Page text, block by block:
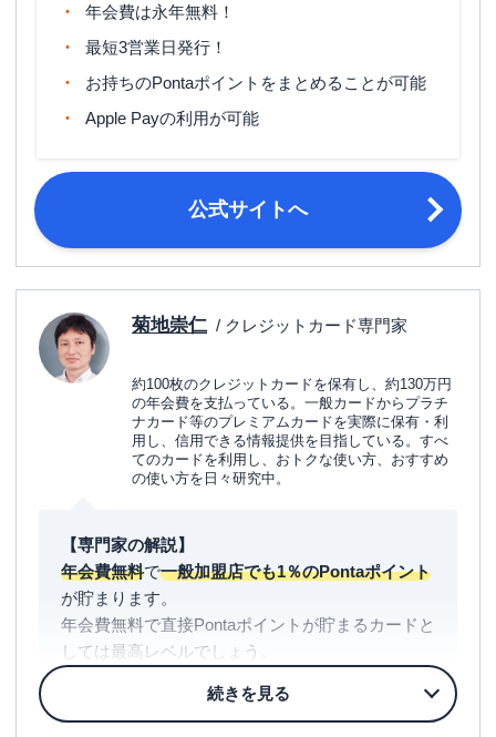
締め日：毎月15日・支払日：翌月10
日
申し込み条件
満18歳以上で、ご本人または配偶者の
いずれかに安定した収入のある方（高
本人確認書類 以下のうちいずれか2点
・ 運転免許証または運転経歴証明書
・パスポート ・在留カードまたは特
別永住者証明書 ・個人番号カード
（マイナンバーカード） ・健康保険
証 ・住民票の写し
年会費は永年無料！
最短3営業日発行！
お持ちのPontaポイントをまとめることが可能
Apple Payの利用が可能
公式サイトへ
菊地崇仁 / クレジットカード専門家
約100枚のクレジットカードを保有し、約130万円
の年会費を支払っている。一般カードからプラチ
ナカード等のプレミアムカードを実際に保有・利
用し、信用できる情報提供を目指している。すべ
てのカードを利用し、おトクな使い方、おすすめ
の使い方を日々研究中。
【専門家の解説】
年会費無料で一般加盟店でも1％のPontaポイント
が貯まります。
年会費無料で直接Pontaポイントが貯まるカードと
しては最高レベルでしょう。
リクルートカードは1.2％還元と高還元ですが、
Pontaカード機能は付帯しません。